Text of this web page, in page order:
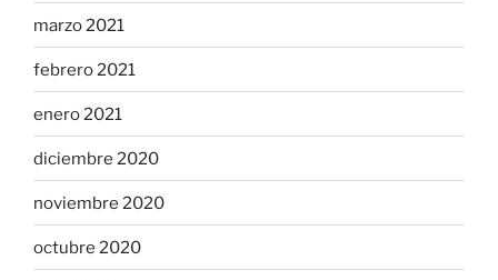
marzo 2021
febrero 2021
enero 2021
diciembre 2020
noviembre 2020
octubre 2020